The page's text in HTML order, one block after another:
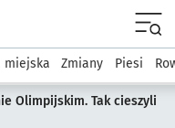
Komunikacja
miejska Zmiany Piesi
Olimpijskim. Tak cieszyli